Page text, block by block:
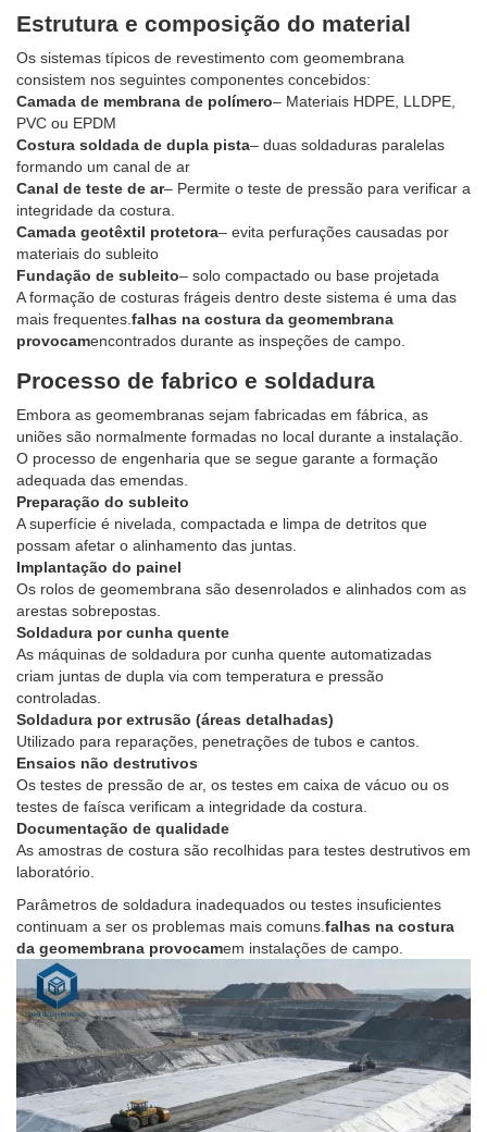
Estrutura e composição do material
Os sistemas típicos de revestimento com geomembrana
consistem nos seguintes componentes concebidos:
Camada de membrana de polímero– Materiais HDPE, LLDPE,
PVC ou EPDM
Costura soldada de dupla pista– duas soldaduras paralelas
formando um canal de ar
Canal de teste de ar– Permite o teste de pressão para verificar a
integridade da costura.
Camada geotêxtil protetora– evita perfurações causadas por
materiais do subleito
Fundação de subleito– solo compactado ou base projetada
A formação de costuras frágeis dentro deste sistema é uma das
mais frequentes. falhas na costura da geomembrana
provocamencontrados durante as inspeções de campo.
Processo de fabrico e soldadura
Embora as geomembranas sejam fabricadas em fábrica, as
uniões são normalmente formadas no local durante a instalação.
O processo de engenharia que se segue garante a formação
adequada das emendas.
Preparação do subleito
A superfície é nivelada, compactada e limpa de detritos que
possam afetar o alinhamento das juntas.
Implantação do painel
Os rolos de geomembrana são desenrolados e alinhados com as
arestas sobrepostas.
Soldadura por cunha quente
As máquinas de soldadura por cunha quente automatizadas
criam juntas de dupla via com temperatura e pressão
controladas.
Soldadura por extrusão (áreas detalhadas)
Utilizado para reparações, penetrações de tubos e cantos.
Ensaios não destrutivos
Os testes de pressão de ar, os testes em caixa de vácuo ou os
testes de faísca verificam a integridade da costura.
Documentação de qualidade
As amostras de costura são recolhidas para testes destrutivos em
laboratório.
Parâmetros de soldadura inadequados ou testes insuficientes
continuam a ser os problemas mais comuns. falhas na costura
da geomembrana provocamem instalações de campo.